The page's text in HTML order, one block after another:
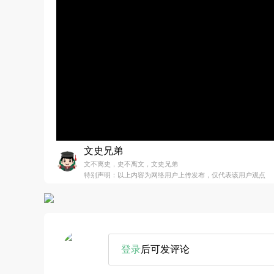
文史兄弟
文不离史，史不离文，文史兄弟
特别声明：以上内容为网络用户上传发布，仅代表该用户观点
登录后可发评论